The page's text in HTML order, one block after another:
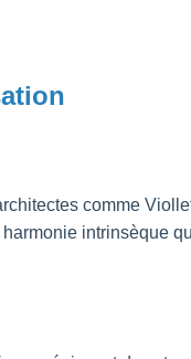
comme
intrinsèque